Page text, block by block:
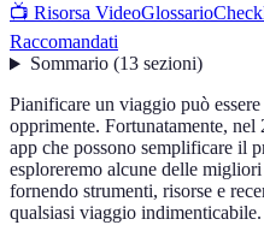
📺 Risorsa VideoGlossario
Raccomandati
Sommario(13 sezioni)
Pianificare un viaggio può
opprimente. Fortunatamente, nel
app che possono semplificare il
esploreremo alcune delle migliori
fornendo strumenti, risorse e
qualsiasi viaggio indimenticabile.